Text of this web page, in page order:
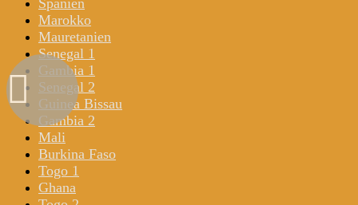
Marokko
Mauretanien
Senegal 1
Gambia 1
Senegal 2
Guinea Bissau
Gambia 2
Mali
Burkina Faso
Togo 1
Ghana